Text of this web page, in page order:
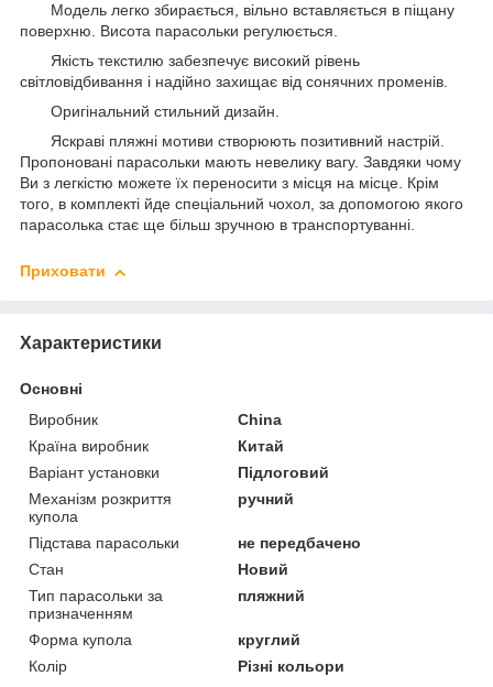
Модель легко збирається, вільно вставляється в піщану
поверхню. Висота парасольки регулюється.
Якість текстилю забезпечує високий рівень
світловідбивання і надійно захищає від сонячних променів.
Оригінальний стильний дизайн.
Яскраві пляжні мотиви створюють позитивний настрій.
Пропоновані парасольки мають невелику вагу. Завдяки чому
Ви з легкістю можете їх переносити з місця на місце. Крім
того, в комплекті йде спеціальний чохол, за допомогою якого
парасолька стає ще більш зручною в транспортуванні.
Приховати
Характеристики
Основні
Виробник
China
Країна виробник
Китай
Варіант установки
Підлоговий
Механізм розкриття
купола
ручний
Підстава парасольки
не передбачено
Стан
Новий
Тип парасольки за
призначенням
пляжний
Форма купола
круглий
Колір
Різні кольори